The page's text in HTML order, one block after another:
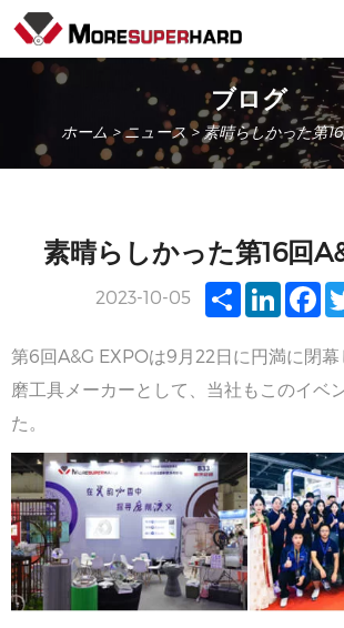
ブログ
ホーム >ニュース > 素晴らしかった第
素晴らしかった第16回
2023-10-05 Share
第6回A&G EXPOは9月22日に円満に閉
磨工具メーカーとして、当社もこのイベ
た。